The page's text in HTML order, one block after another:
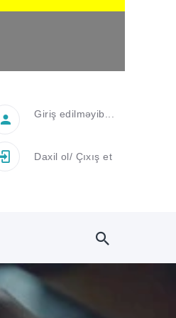
Giriş edilməyib...
Daxil ol/ Çıxış et